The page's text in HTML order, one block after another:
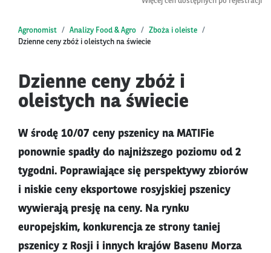
Agronomist Analizy Food & Agro
Zboża i oleiste
Dzienne ceny zbóż i oleistych na świecie
Dzienne ceny zbóż i
oleistych na świecie
W środę 10/07 ceny pszenicy na MATIFie
ponownie spadły do najniższego poziomu od 2
tygodni. Poprawiające się perspektywy zbiorów
i niskie ceny eksportowe rosyjskiej pszenicy
wywierają presję na ceny. Na rynku
europejskim, konkurencja ze strony taniej
pszenicy z Rosji i innych krajów Basenu Morza